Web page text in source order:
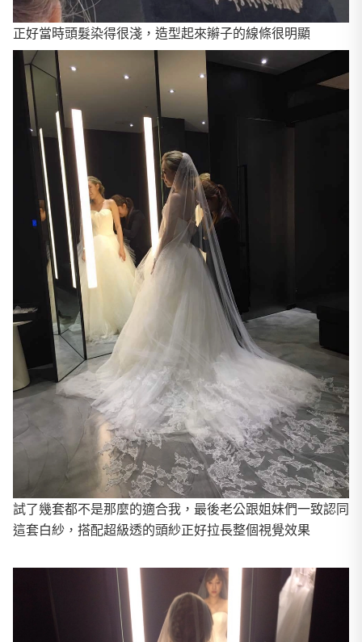
正好當時頭髮染得很淺，造型起來辮子的線條很明顯
試了幾套都不是那麼的適合我，最後老公跟姐妹們一致認同
這套白紗，搭配超級透的頭紗正好拉長整個視覺效果